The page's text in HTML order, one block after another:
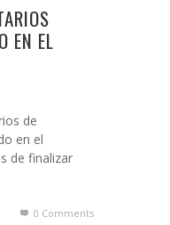
EN EL
de
en el
de finalizar
0 Comments